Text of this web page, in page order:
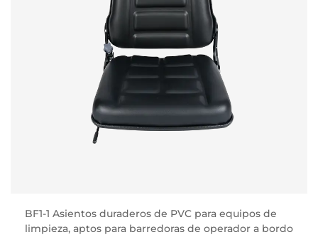
BF1-1 Asientos duraderos de PVC para equipos de
limpieza, aptos para barredoras de operador a bordo